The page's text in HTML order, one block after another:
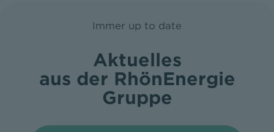
Immer up to date
Aktuelles
aus der RhönEnergie
Gruppe